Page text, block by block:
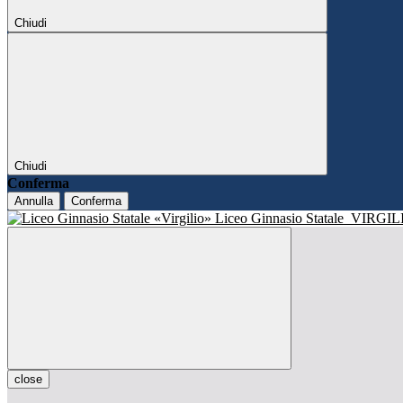
Chiudi
Chiudi
Conferma
Annulla Conferma
Liceo Ginnasio Statale
close